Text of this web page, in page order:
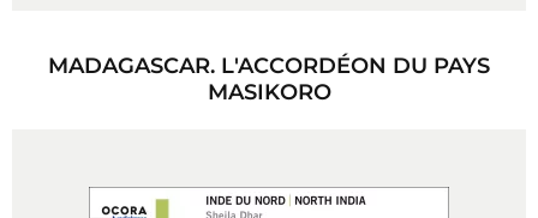
MADAGASCAR. L'ACCORDÉON DU PAYS
MASIKORO